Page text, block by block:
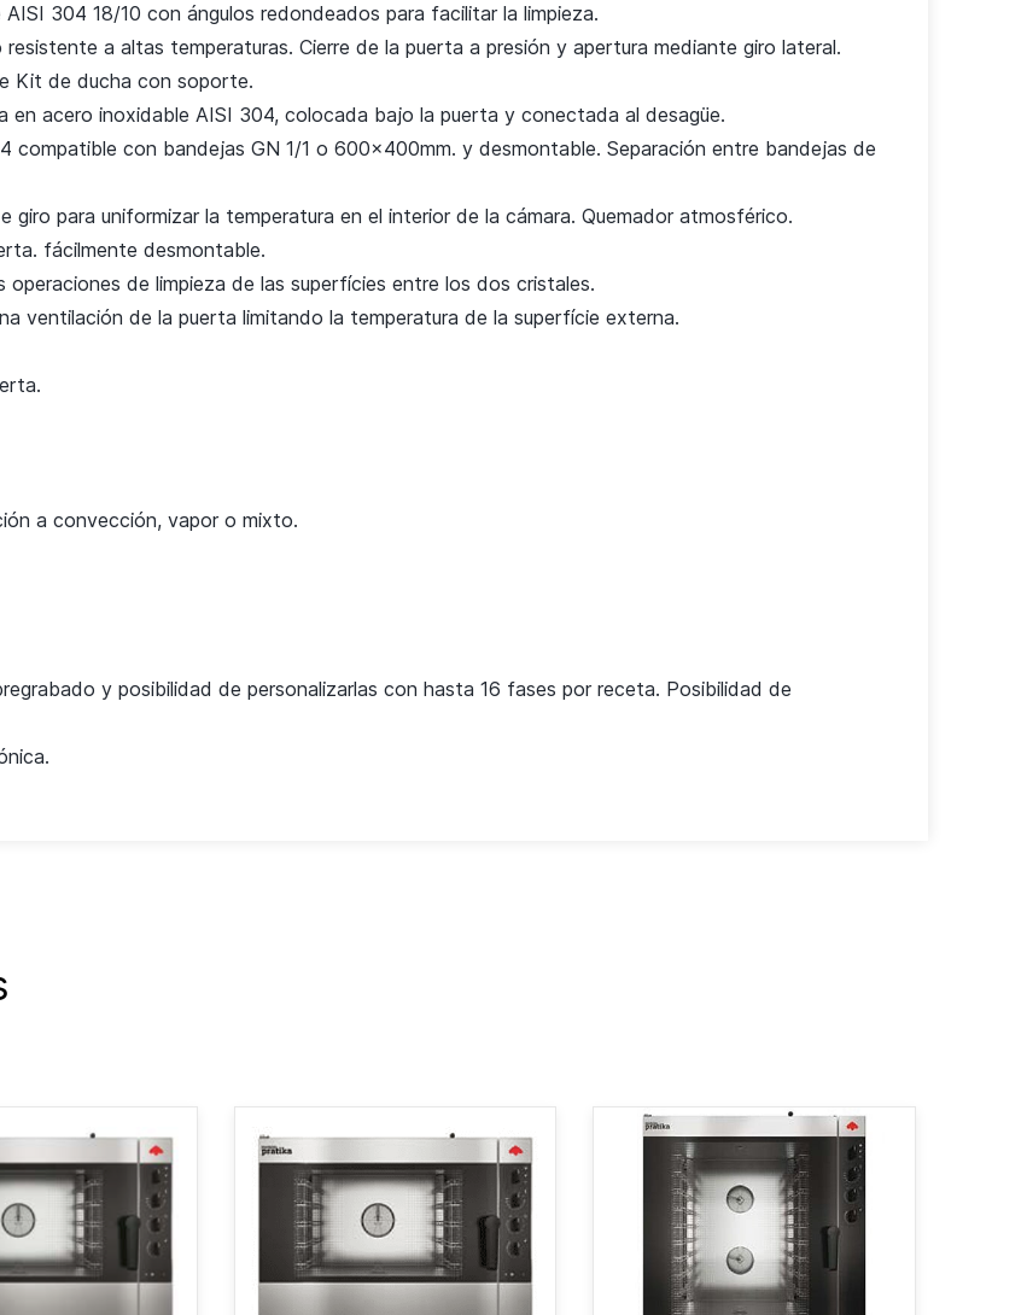
304 18/10 con ángulos redondeados para facilitar la limpieza.
a altas temperaturas. Cierre de la puerta a presión y apertura mediante giro lateral.
Kit de ducha con soporte.
en acero inoxidable AISI 304, colocada bajo la puerta y conectada al desagüe.
compatible con bandejas GN 1/1 o 600x400mm. y desmontable. Separación entre bandejas de
para uniformizar la temperatura en el interior de la cámara. Quemador atmosférico.
fácilmente desmontable.
operaciones de limpieza delas superfícies entre los dos cristales.
ventilación de la puerta limitando la temperatura de la superfície externa.
a convección, vapor o mixto.
y posibilidadde personalizarlas con hasta 16 fases por receta. Posibilidad de